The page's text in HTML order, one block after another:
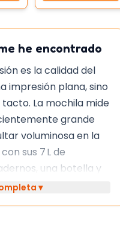
he encontrado
es la calidad del
impresión plana, sino
La mochila mide
grande
voluminosa en la
sus 7 L de
una botella y
▾